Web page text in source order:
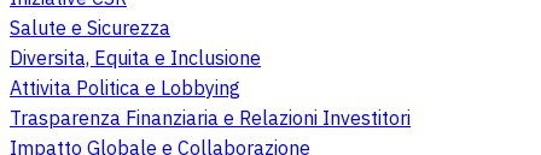
Salute e Sicurezza
Diversita, Equita e Inclusione
Attivita Politica e Lobbying
Trasparenza Finanziaria e Relazioni Investitori
Impatto Globale e Collaborazione